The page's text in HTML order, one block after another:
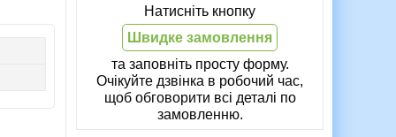
Натисніть кнопку
Швидке замовлення
та заповніть просту форму.
Очікуйте дзвінка в робочий час,
щоб обговорити всі деталі по
замовленню.